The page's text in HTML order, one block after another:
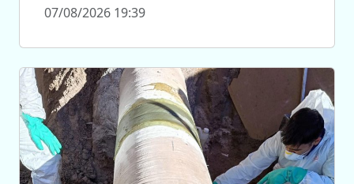
07/08/2026 19:39